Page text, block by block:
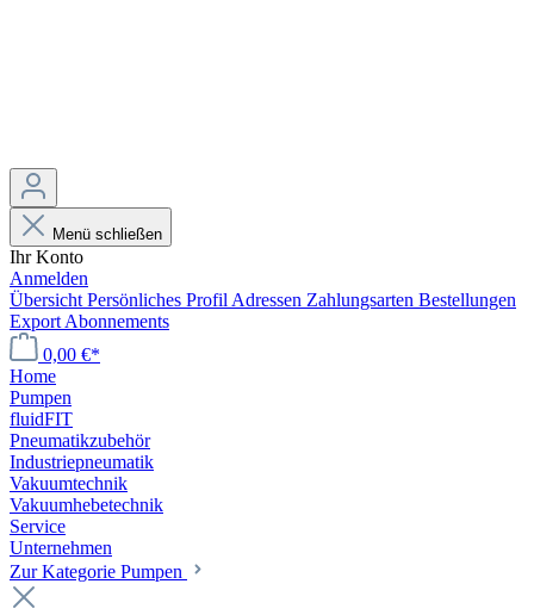
Menü schließen
Ihr Konto
Anmelden
Übersicht Persönliches Profil Adressen Zahlungsarten Bestellungen
Export Abonnements
0,00 €*
Home
Pumpen
fluidFIT
Pneumatikzubehör
Industriepneumatik
Vakuumtechnik
Vakuumhebetechnik
Service
Unternehmen
Zur Kategorie Pumpen